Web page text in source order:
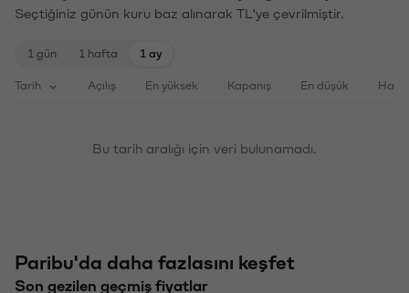
Seçtiğiniz günün kuru baz alınarak TL'ye çevrilmiştir.
1 gün 1 hafta 1 ay
Tarih Açılış En yüksek Kapanış En düşük
Bu tarih aralığı için veri bulunamadı.
Paribu'da daha fazlasını keşfet
Son gezilen geçmiş fiyatlar